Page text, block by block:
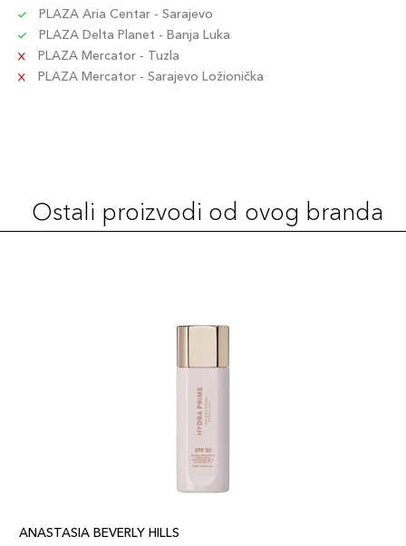
689304040181
Medium Brown
Šifra artikla
PLAZA Aria Centar - Sarajevo
PLAZA Delta Planet - Banja Luka
PLAZA Mercator - Tuzla
PLAZA Mercator - Sarajevo Ložionička
Ostali proizvodi od ovog branda
ANASTASIA BEVERLY HILLS